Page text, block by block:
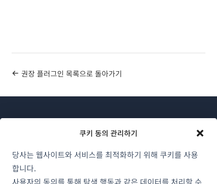
쿠키 동의 관리하기
당사는 웹사이트와 서비스를 최적화하기 위해 쿠키를 사용
합니다.
사용자의 동의를 통해 탐색 행동과 같은 데이터를 처리할 수
권장 플러그인 목록으로 돌아가기
WPML 소개
GDPR 및 개인정보 처리방침